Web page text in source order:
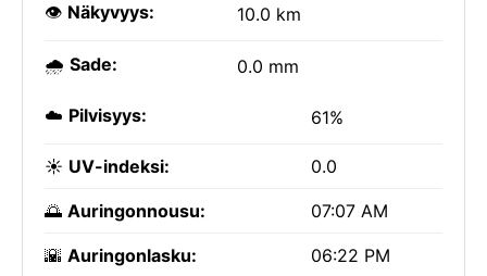
👁️ Näkyvyys: 10.0 km
🌧️ Sade: 0.0 mm
☁️ Pilvisyys: 61%
☀️ UV-indeksi: 0.0
🌅 Auringonnousu: 07:07 AM
🌇 Auringonlasku: 06:22 PM